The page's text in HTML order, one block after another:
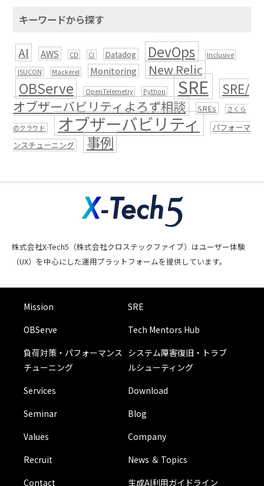
キーワードから探す
AI AWS CD CI Datadog DevOps
Inclusive
ISUCON
Mackerel Monitoring New Relic
OBServe OpenTelemetry Python SRE
SRE/
オブザーバビリティよろず相談
SREs さくら
のクラウド オブザーバビリティ
パフォーマ
ンスチューニング
事例
株式会社X-Tech5（株式会社クロステックファイブ）はユーザー体験
（UX）を中心にした運用プラットフォームを提供しています。
Mission
SRE
OBServe
Tech Mentors Hub
負荷対策・パフォーマンス
チューニング
システム障害復旧・トラブ
ルシューティング
Services
Download
Seminar
Blog
Values
Company
Recruit
News ＆ Topics
Contact
生成AI利用ガイドライン